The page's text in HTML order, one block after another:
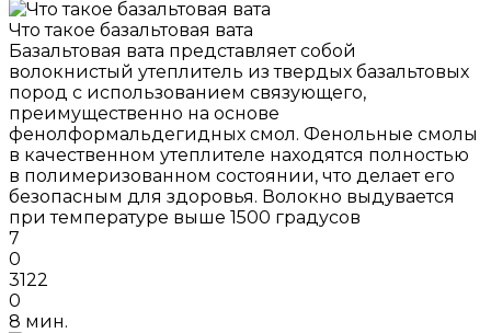
Что такое базальтовая вата
Базальтовая вата представляет собой
волокнистый утеплитель из твердых базальтовых
пород с использованием связующего,
преимущественно на основе
фенолформальдегидных смол. Фенольные смолы
в качественном утеплителе находятся полностью
в полимеризованном состоянии, что делает его
безопасным для здоровья. Волокно выдувается
при температуре выше 1500 градусов
7
0
3122
0
8 мин.